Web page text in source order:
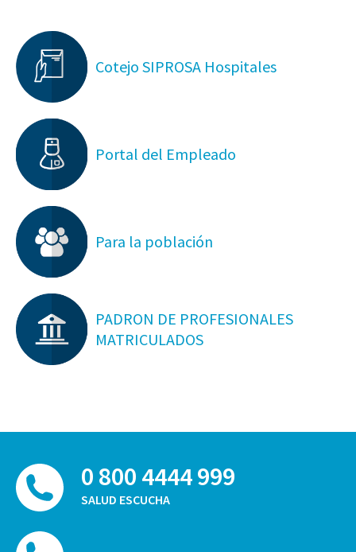
Cotejo SIPROSA Hospitales
Portal del Empleado
Para la población
PADRON DE PROFESIONALES
MATRICULADOS
0 800 4444 999
SALUD ESCUCHA